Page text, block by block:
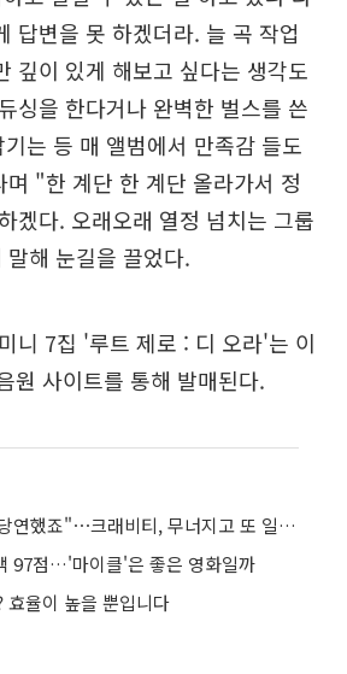
답변을 못 하겠더라. 늘 곡 작업
깊이 있게 해보고 싶다는 생각도
싱을 한다거나 완벽한 벌스를 쓴
는 등 매 앨범에서 만족감 들도
"한 계단 한 계단 올라가서 정
겠다. 오래오래 열정 넘치는 그룹
해 눈길을 끌었다.
니 7집 '루트 제로 : 디 오라'는 이
원 사이트를 통해 발매된다.
"함성 없는 무대가 당연했죠"⋯크래비티, 무너지고 또 일어나면서 (종합)
97점…'마이클'은 좋은 영화일까
효율이 높을 뿐입니다